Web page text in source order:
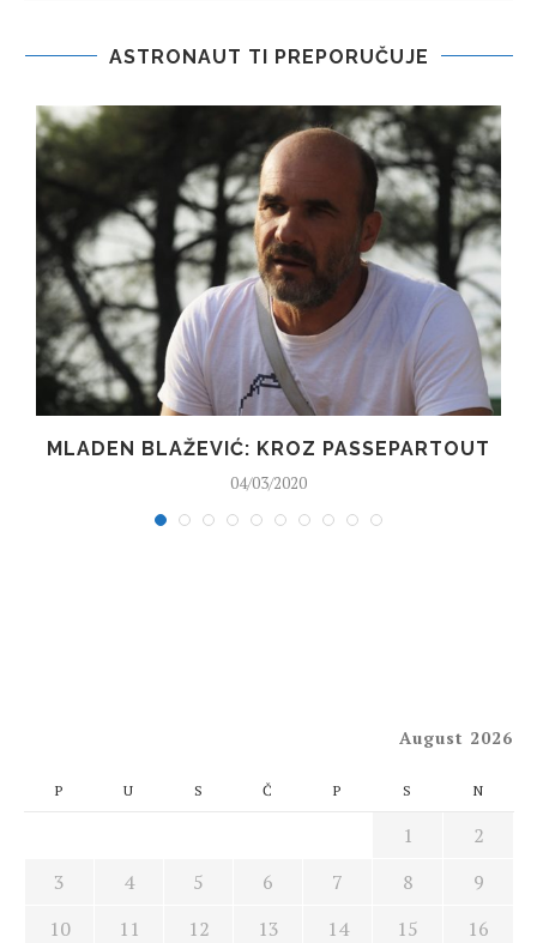
ASTRONAUT TI PREPORUČUJE
MLADEN BLAŽEVIĆ: KROZ PASSEPARTOUT
04/03/2020
August 2026
P U S Č P S N
1
2
3
4 5 6 7 8
9
10
11 12 13 14 15
16